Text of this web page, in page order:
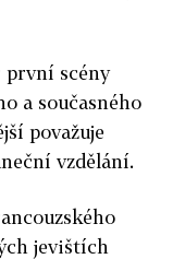
první scény
a současného
považuje
vzdělání.
jevištích